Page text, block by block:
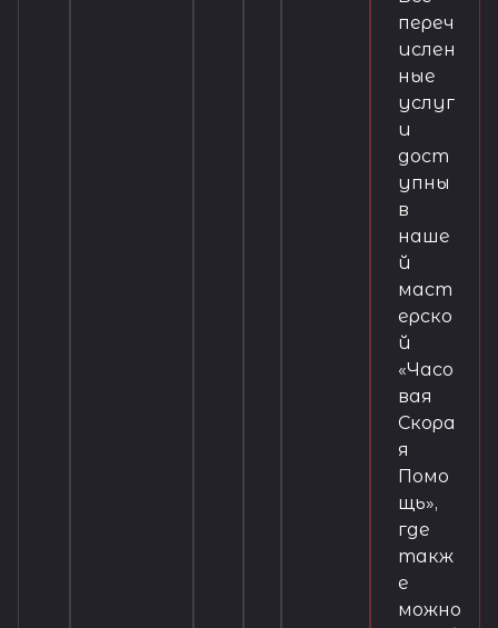
переч
ислен
ные
услуг
и
дост
упны
в
наше
й
маст
ерско
й
«Часо
вая
Скора
я
Помо
щь»,
где
такж
е
можно